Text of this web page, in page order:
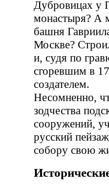
Дубровицах у
монастыря? А
башня
Москве?
и, судя по
сгоревшим в
создателем.
Несомненно,
зодчества
сооружений,
русский
собору свою